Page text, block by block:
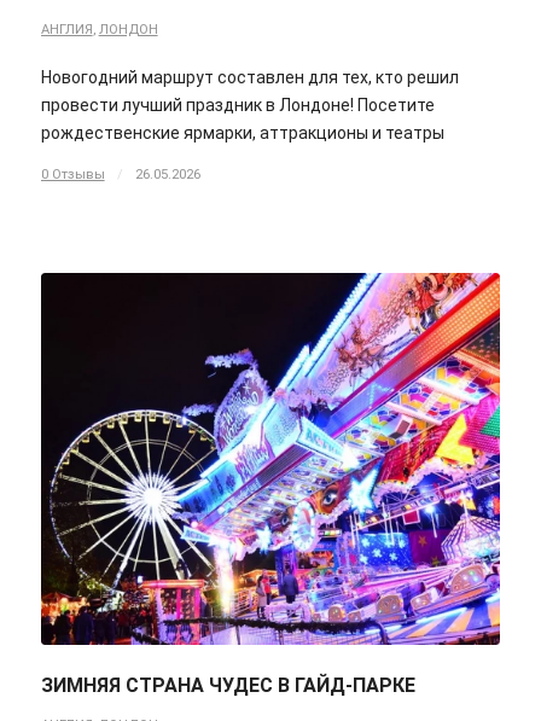
АНГЛИЯ , ЛОНДОН
Новогодний маршрут составлен для тех, кто решил
провести лучший праздник в Лондоне! Посетите
рождественские ярмарки, аттракционы и театры
0 Отзывы / 26.05.2026
ЗИМНЯЯ СТРАНА ЧУДЕС В ГАЙД-ПАРКЕ